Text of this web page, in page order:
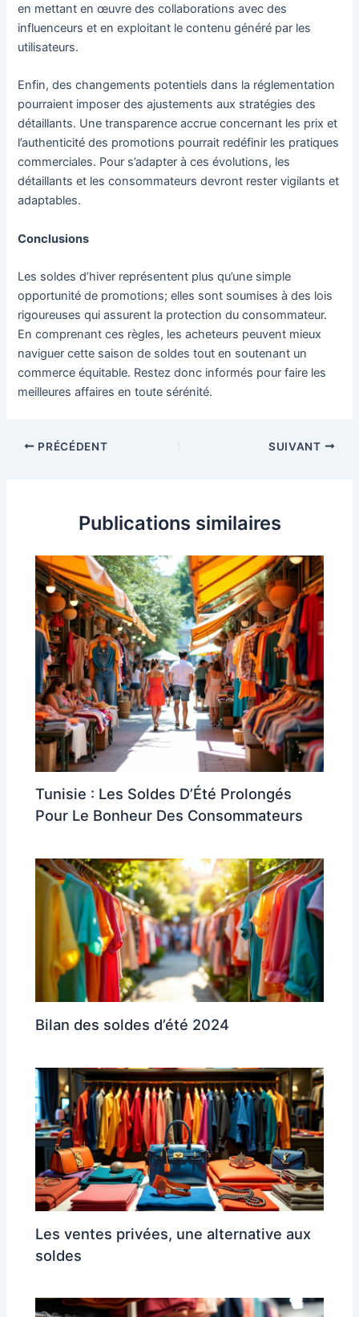
en mettant en œuvre des collaborations avec des
influenceurs et en exploitant le contenu généré par les
utilisateurs.
Enfin, des changements potentiels dans la réglementation
pourraient imposer des ajustements aux stratégies des
détaillants. Une transparence accrue concernant les prix et
l’authenticité des promotions pourrait redéfinir les pratiques
commerciales. Pour s’adapter à ces évolutions, les
détaillants et les consommateurs devront rester vigilants et
adaptables.
Conclusions
Les soldes d’hiver représentent plus qu’une simple
opportunité de promotions; elles sont soumises à des lois
rigoureuses qui assurent la protection du consommateur.
En comprenant ces règles, les acheteurs peuvent mieux
naviguer cette saison de soldes tout en soutenant un
commerce équitable. Restez donc informés pour faire les
meilleures affaires en toute sérénité.
NavigationPRÉCÉDENT SUIVANT
Publications similaires
Tunisie : Les Soldes D’Été Prolongés
Pour Le Bonheur Des Consommateurs
Bilan des soldes d’été 2024
Les ventes privées, une alternative aux
soldes